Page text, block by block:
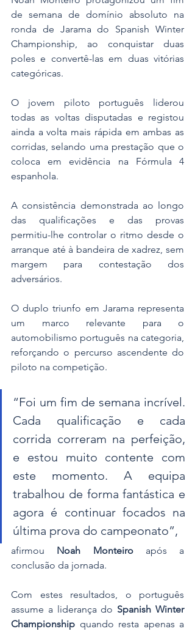
de semana de domínio absoluto na
ronda de Jarama do Spanish Winter
Championship, ao conquistar duas
poles e convertê-las em duas vitórias
categóricas.
O jovem piloto português liderou
todas as voltas disputadas e registou
ainda a volta mais rápida em ambas as
corridas, selando uma prestação que o
coloca em evidência na Fórmula 4
espanhola.
A consistência demonstrada ao longo
das qualificações e das provas
permitiu-lhe controlar o ritmo desde o
arranque até à bandeira de xadrez, sem
margem para contestação dos
adversários.
O duplo triunfo em Jarama representa
um marco relevante para o
automobilismo português na categoria,
reforçando o percurso ascendente do
piloto na competição.
“Foi um fim de semana incrível.
Cada qualificação e cada
corrida correram na perfeição,
e estou muito contente com
este momento. A equipa
trabalhou de forma fantástica e
agora é continuar focados na
última prova do campeonato”,
afirmou Noah Monteiro após a
conclusão da jornada.
Com estes resultados, o português
assume a liderança do Spanish Winter
Championship quando resta apenas a